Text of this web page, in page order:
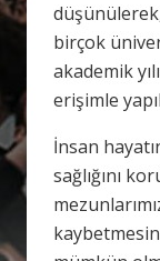
birçok
akademik
erişimle
İnsan
sağlığını